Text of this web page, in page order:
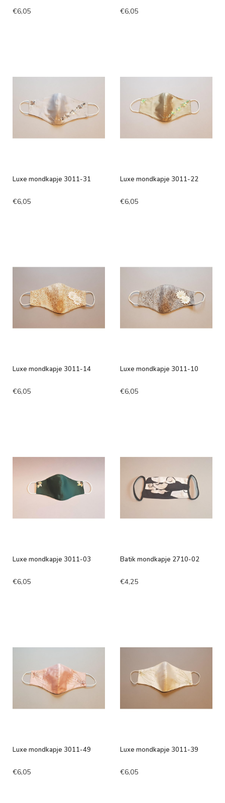
€6,05 €6,05
Luxe mondkapje 3011-31
€6,05
Luxe mondkapje 3011-22
€6,05
Luxe mondkapje 3011-14
€6,05
Luxe mondkapje 3011-10
€6,05
Luxe mondkapje 3011-03
€6,05
Batik mondkapje 2710-02
€4,25
Luxe mondkapje 3011-49
€6,05
Luxe mondkapje 3011-39
€6,05